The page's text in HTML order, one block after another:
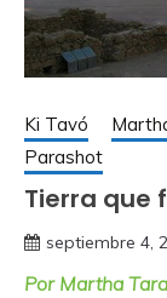
Ki Tavó
Parashot
Tierra que
septiembre 4,
Por Martha